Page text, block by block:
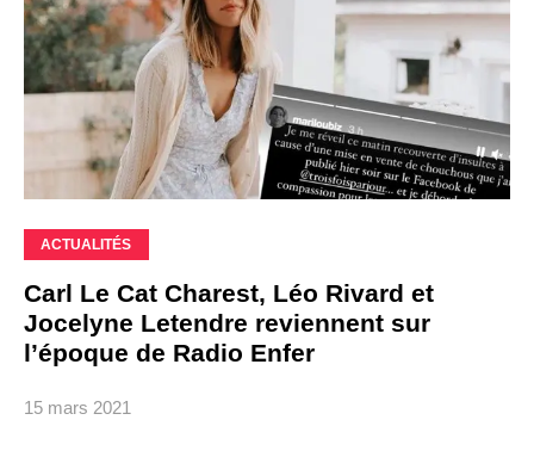
ACTUALITÉS
Carl Le Cat Charest, Léo Rivard et
Jocelyne Letendre reviennent sur
l’époque de Radio Enfer
15 mars 2021